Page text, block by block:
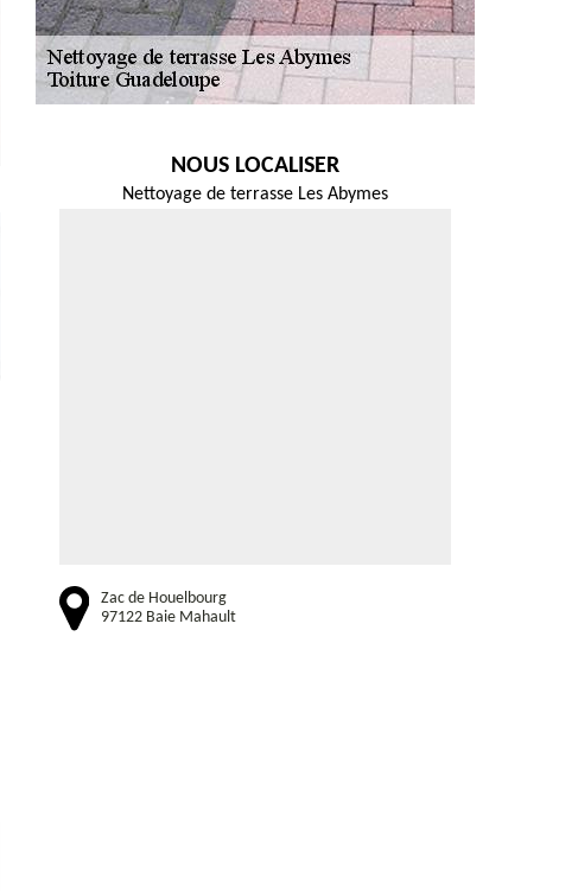
NOUS LOCALISER
Nettoyage de terrasse Les Abymes
Zac de Houelbourg
97122 Baie Mahault